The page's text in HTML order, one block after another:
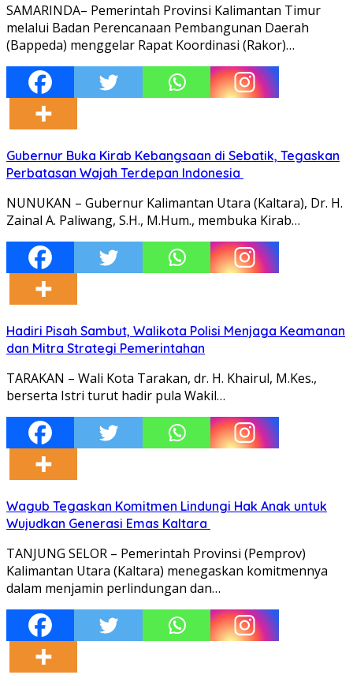
SAMARINDA– Pemerintah Provinsi Kalimantan Timur
melalui Badan Perencanaan Pembangunan Daerah
(Bappeda) menggelar Rapat Koordinasi (Rakor)…
Gubernur Buka Kirab Kebangsaan di Sebatik, Tegaskan
Perbatasan Wajah Terdepan Indonesia
NUNUKAN – Gubernur Kalimantan Utara (Kaltara), Dr. H.
Zainal A. Paliwang, S.H., M.Hum., membuka Kirab…
Hadiri Pisah Sambut, Walikota Polisi Menjaga Keamanan
dan Mitra Strategi Pemerintahan
TARAKAN – Wali Kota Tarakan, dr. H. Khairul, M.Kes.,
berserta Istri turut hadir pula Wakil…
Wagub Tegaskan Komitmen Lindungi Hak Anak untuk
Wujudkan Generasi Emas Kaltara
TANJUNG SELOR – Pemerintah Provinsi (Pemprov)
Kalimantan Utara (Kaltara) menegaskan komitmennya
dalam menjamin perlindungan dan…